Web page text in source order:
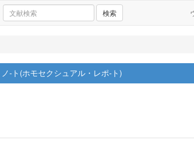
検索
-ト(ホモセクシュアル・レポ-ト)